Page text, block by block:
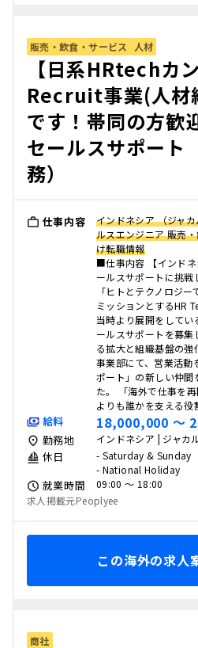
販売・飲食・サービス 人材
【日系HRtechカ
Recruit事業(人材
です！帯同の方歓
セールスサポート
務）
仕事内容
インドネシア （ジャ
ルスエンジニア 販売
け転職情報
■仕事内容 【インドネ
ールスサポートに挑戦
「ヒトとテクノロジ
ミッションとするHR
当時より展開をしてい
ールスサポートを募集
る拡大と組織基盤の
事業部にて、営業活動
ポート」の新しい仲間
た。 「海外で仕事を
よりも誰かを支える
給料 18,000,000 〜
勤務地 インドネシア | ジャカ
休日
- Saturday & Sunday
- National Holiday
就業時間
09:00 〜 18:00
求人掲載元Peoplyee
この海外の求人
商社